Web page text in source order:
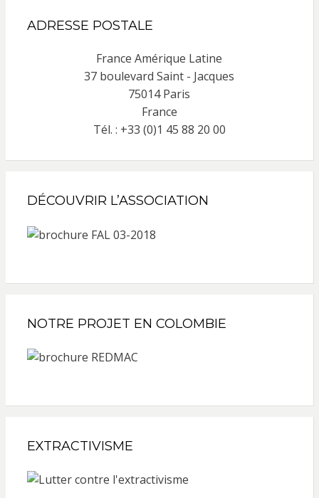
ADRESSE POSTALE
France Amérique Latine
37 boulevard Saint - Jacques
75014 Paris
France
Tél. : +33 (0)1 45 88 20 00
DÉCOUVRIR L’ASSOCIATION
NOTRE PROJET EN COLOMBIE
EXTRACTIVISME